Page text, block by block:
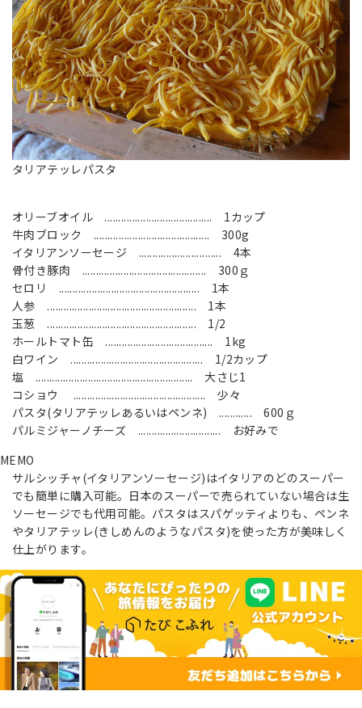
タリアテッレパスタ
オリ ーブオイル ....................................... 1カップ
牛肉ブロック .......................................... 300g
イタリアンソーセージ .............................. 4本
骨付き豚肉 ............................................. 300ｇ
セロリ ................................................... 1本
人参 ...................................................... 1本
玉葱 ...................................................... 1/2
ホールトマト缶 ....................................... 1kg
白ワイン ................................................ 1/2カップ
塩 ......................................................... 大さじ1
コショウ ................................................ 少々
パスタ(タリアテッレあるいはペンネ) ............ 600ｇ
パルミジャーノチーズ .............................. お好みで
MEMO
サルシッチャ(イタリアンソーセージ)はイタリアのどのスーパー
でも簡単に購入可能。日本のスーパーで売られていない場合は生
ソーセージでも代用可能。パスタはスパゲッティよりも、ペンネ
やタリアテッレ(きしめんのようなパスタ)を使った方が美味しく
仕上がります。